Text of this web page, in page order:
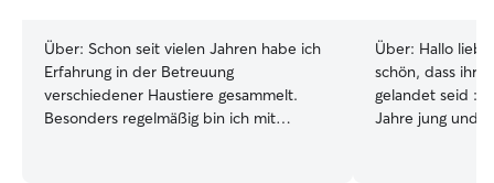
Über: Schon seit vielen Jahren habe ich
Erfahrung in der Betreuung
verschiedener Haustiere gesammelt.
Besonders regelmäßig bin ich mit
Über: Hallo
schön, dass ihr
gelandet seid :) Ich heiße Anna, bin 31
Jahre jung und